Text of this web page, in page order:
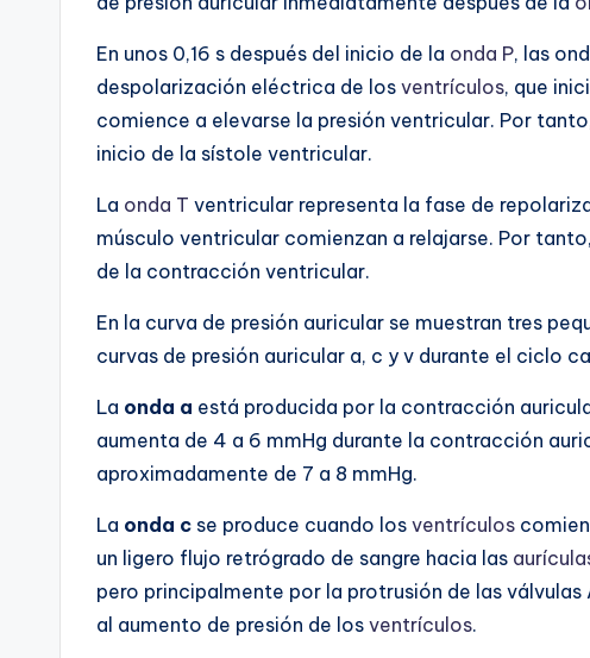
En unos 0,16 s después del inicio de la onda P, las
despolarización eléctrica de los ventrículos, que
comience a elevarse la presión ventricular. Por
inicio de la sístole ventricular.
La onda T ventricular representa la fase de
músculo ventricular comienzan a relajarse. Por
de la contracción ventricular.
En la curva de presión auricular se muestran tres
curvas de presión auricular a, c y v durante el ciclo
La onda a está producida por la contracción
aumenta de 4 a 6 mmHg durante la contracción
aproximadamente de 7 a 8 mmHg.
La onda c se produce cuando los ventrículos
un ligero flujo retrógrado de sangre hacia las
pero principalmente por la protrusión de las
al aumento de presión de los ventrículos.